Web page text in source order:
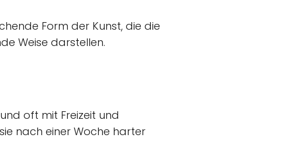
Form der Kunst, die die
Weise darstellen.
oft mit Freizeit und
nach einer Woche harter